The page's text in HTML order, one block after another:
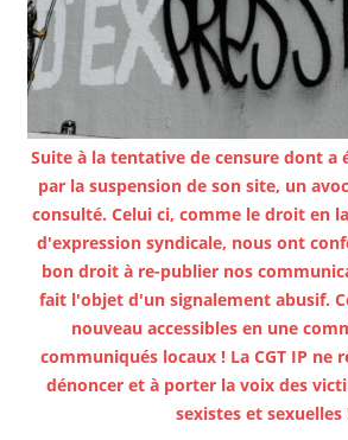
Suite à la tentative de censure dont a
par la suspension de son site, un
consulté. Celui ci, comme le droit en
d'expression syndicale, nous ont
bon droit à re-publier nos
fait l'objet d'un signalement abusif.
nouveau accessibles en une
communiqués locaux ! La CGT IP ne
dénoncer et à porter la voix des
sexistes et sexuelles